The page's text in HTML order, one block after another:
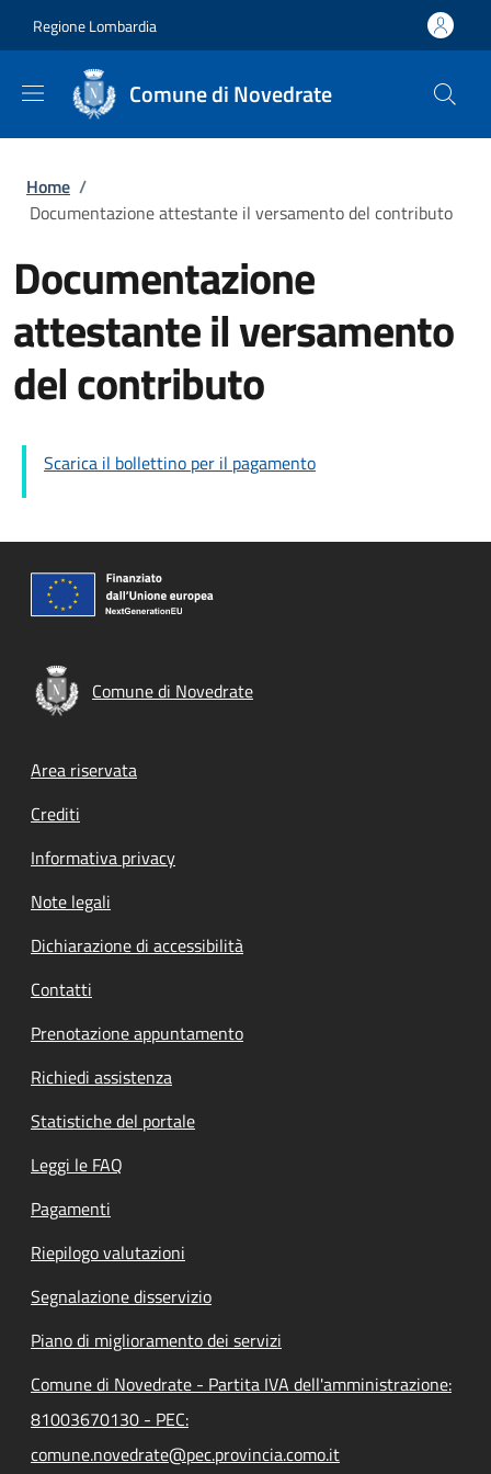
Regione Lombardia
Comune di Novedrate
Briciole di pane
Home /
Documentazione attestante il versamento del contributo
Documentazione
attestante il versamento
del contributo
Scarica il bollettino per il pagamento
Comune di Novedrate
Footer menu
Area riservata
Crediti
Informativa privacy
Note legali
Dichiarazione di accessibilità
Contatti
Prenotazione appuntamento
Richiedi assistenza
Statistiche del portale
Leggi le FAQ
Pagamenti
Riepilogo valutazioni
Segnalazione disservizio
Piano di miglioramento dei servizi
Comune di Novedrate - Partita IVA dell'amministrazione:
81003670130 - PEC:
comune.novedrate@pec.provincia.como.it